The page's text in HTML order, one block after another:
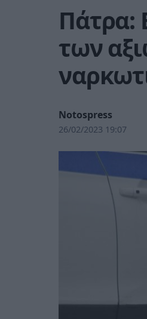
Πάτρα:
των
Notospress
26/02/2023 19:07